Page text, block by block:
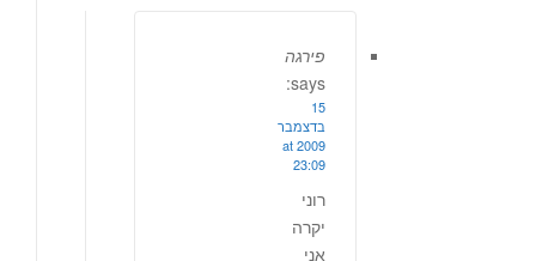
פירגה
says:
15
בדצמבר
2009 at
23:09
רוני
יקרה
אני